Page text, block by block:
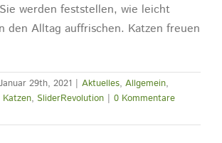
werden feststellen, wie leicht
den Alltag auffrischen. Katzen freuen
Januar 29th, 2021 | Aktuelles, Allgemein,
Katzen, SliderRevolution | 0 Kommentare